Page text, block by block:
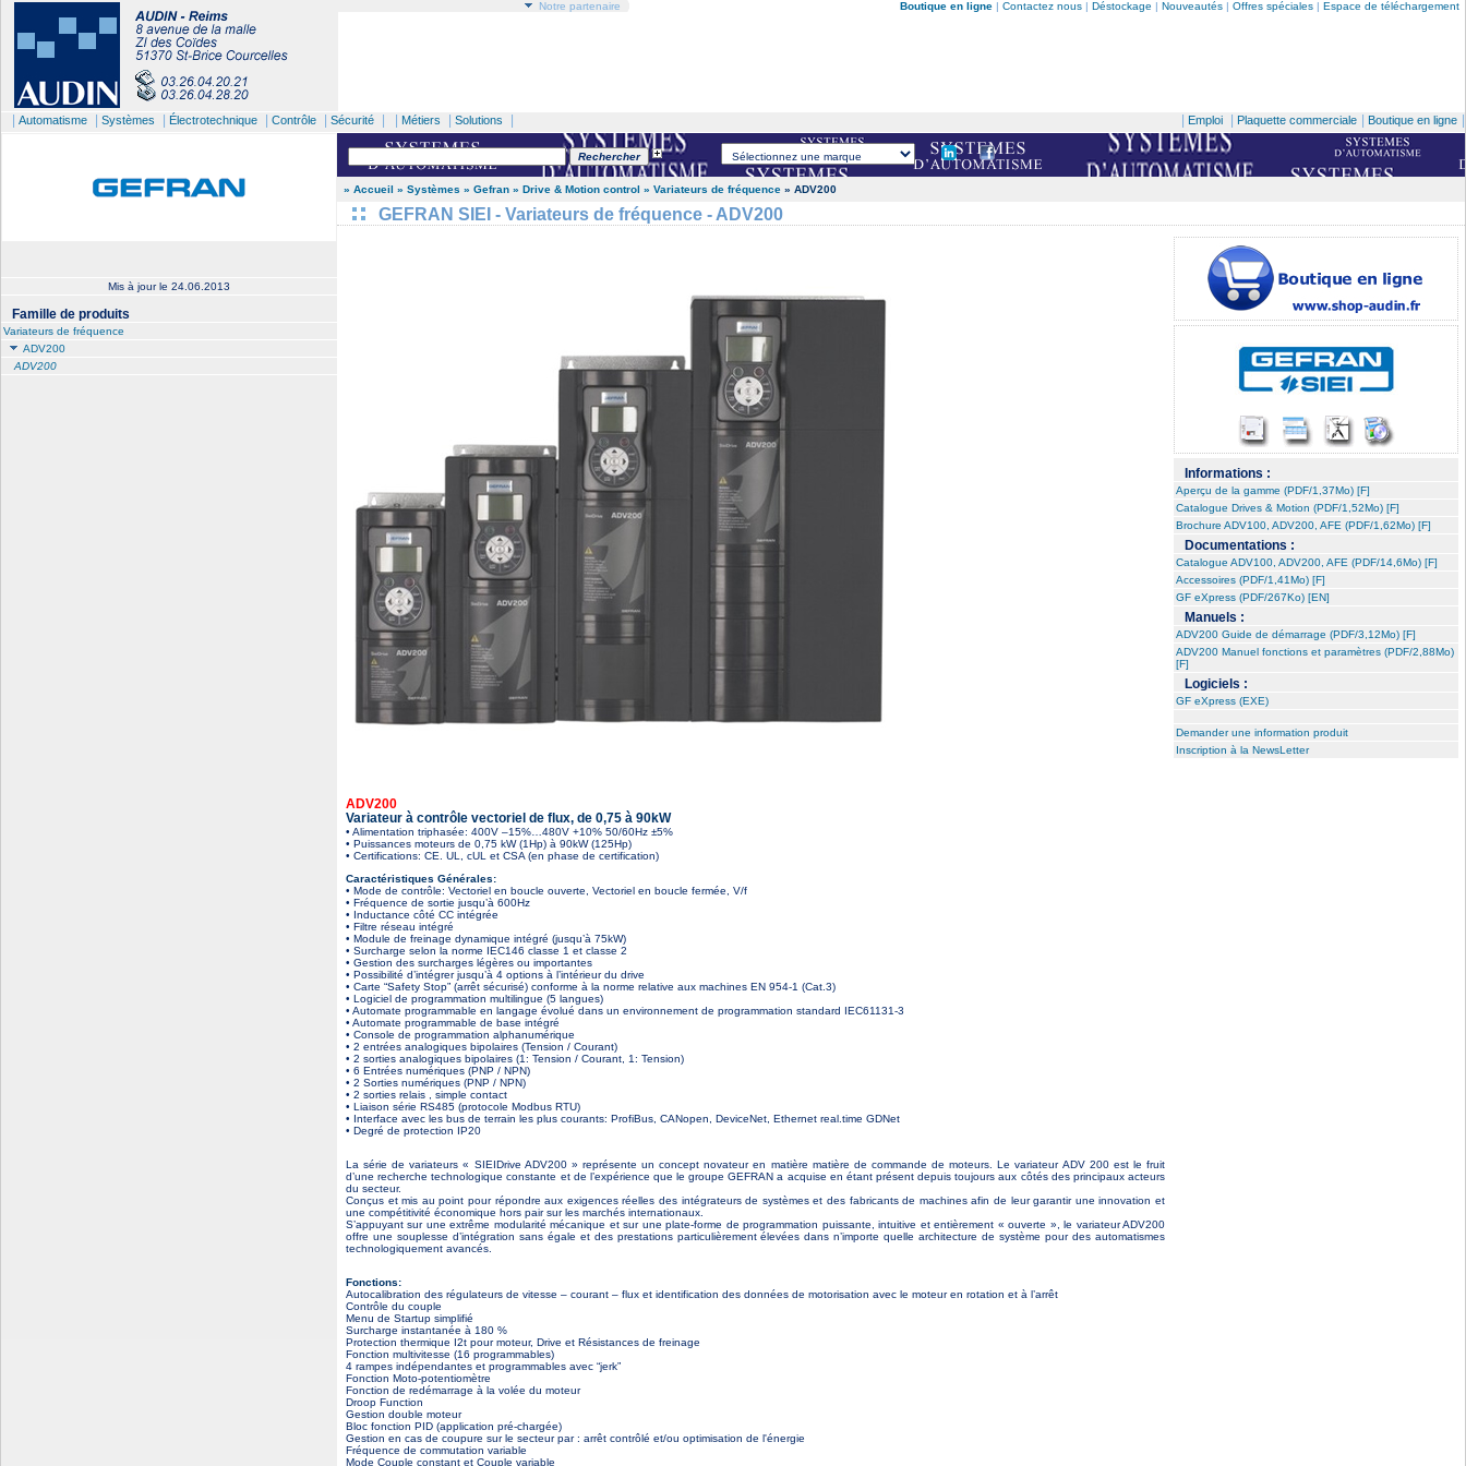
Notre partenaire Boutique en ligne | Contactez nous | Déstockage | Nouveautés | Offres spéciales | Espace de téléchargement
Emploi Plaquette commerciale Boutique en ligne
Automatisme Systèmes Électrotechnique Contrôle Sécurité Métiers Solutions
Mis à jour le 24.06.2013
Famille de produits
Variateurs de fréquence
ADV200
ADV200
» Accueil » Systèmes » Gefran » Drive & Motion control » Variateurs de fréquence » ADV200
GEFRAN SIEI - Variateurs de fréquence - ADV200
ADV200
Variateur à contrôle vectoriel de flux, de 0,75 à 90kW
• Alimentation triphasée: 400V –15%…480V +10% 50/60Hz ±5%
• Puissances moteurs de 0,75 kW (1Hp) à 90kW (125Hp)
• Certifications: CE. UL, cUL et CSA (en phase de certification)
Caractéristiques Générales:
• Mode de contrôle: Vectoriel en boucle ouverte, Vectoriel en boucle fermée, V/f
• Fréquence de sortie jusqu’à 600Hz
• Inductance côté CC intégrée
• Filtre réseau intégré
• Module de freinage dynamique intégré (jusqu’à 75kW)
• Surcharge selon la norme IEC146 classe 1 et classe 2
• Gestion des surcharges légères ou importantes
• Possibilité d’intégrer jusqu’à 4 options à l’intérieur du drive
• Carte “Safety Stop” (arrêt sécurisé) conforme à la norme relative aux machines EN 954-1 (Cat.3)
• Logiciel de programmation multilingue (5 langues)
• Automate programmable en langage évolué dans un environnement de programmation standard IEC61131-3
• Automate programmable de base intégré
• Console de programmation alphanumérique
• 2 entrées analogiques bipolaires (Tension / Courant)
• 2 sorties analogiques bipolaires (1: Tension / Courant, 1: Tension)
• 6 Entrées numériques (PNP / NPN)
• 2 Sorties numériques (PNP / NPN)
• 2 sorties relais , simple contact
• Liaison série RS485 (protocole Modbus RTU)
• Interface avec les bus de terrain les plus courants: ProfiBus, CANopen, DeviceNet, Ethernet real.time GDNet
• Degré de protection IP20
La série de variateurs « SIEIDrive ADV200 » représente un concept novateur en matière matière de commande de moteurs. Le variateur ADV 200 est le fruit
d’une recherche technologique constante et de l’expérience que le groupe GEFRAN a acquise en étant présent depuis toujours aux côtés des principaux acteurs
du secteur.
Conçus et mis au point pour répondre aux exigences réelles des intégrateurs de systèmes et des fabricants de machines afin de leur garantir une innovation et
une compétitivité économique hors pair sur les marchés internationaux.
S’appuyant sur une extrême modularité mécanique et sur une plate-forme de programmation puissante, intuitive et entièrement « ouverte », le variateur ADV200
offre une souplesse d’intégration sans égale et des prestations particulièrement élevées dans n’importe quelle architecture de système pour des automatismes
technologiquement avancés.
Fonctions:
Autocalibration des régulateurs de vitesse – courant – flux et identification des données de motorisation avec le moteur en rotation et à l’arrêt
Contrôle du couple
Menu de Startup simplifié
Surcharge instantanée à 180 %
Protection thermique I2t pour moteur, Drive et Résistances de freinage
Fonction multivitesse (16 programmables)
4 rampes indépendantes et programmables avec “jerk”
Fonction Moto-potentiomètre
Fonction de redémarrage à la volée du moteur
Droop Function
Gestion double moteur
Bloc fonction PID (application pré-chargée)
Gestion en cas de coupure sur le secteur par : arrêt contrôlé et/ou optimisation de l'énergie
Fréquence de commutation variable
Mode Couple constant et Couple variable
Informations :
Aperçu de la gamme (PDF/1,37Mo) [F]
Catalogue Drives & Motion (PDF/1,52Mo) [F]
Brochure ADV100, ADV200, AFE (PDF/1,62Mo) [F]
Documentations :
Catalogue ADV100, ADV200, AFE (PDF/14,6Mo) [F]
Accessoires (PDF/1,41Mo) [F]
GF eXpress (PDF/267Ko) [EN]
Manuels :
ADV200 Guide de démarrage (PDF/3,12Mo) [F]
ADV200 Manuel fonctions et paramètres (PDF/2,88Mo)
[F]
Logiciels :
GF eXpress (EXE)
Demander une information produit
Inscription à la NewsLetter